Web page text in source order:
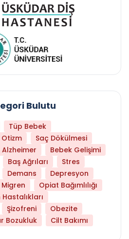
Bulutu
Tüp Bebek
Otizm
Saç Dökülmesi
Alzheimer
Bebek Gelişimi
Baş Ağrıları
Stres
Demans
Depresyon
Migren
Opiat Bağımlılığı
Hastalıkları
Şizofreni
Obezite
Bozukluk Cilt Bakımı